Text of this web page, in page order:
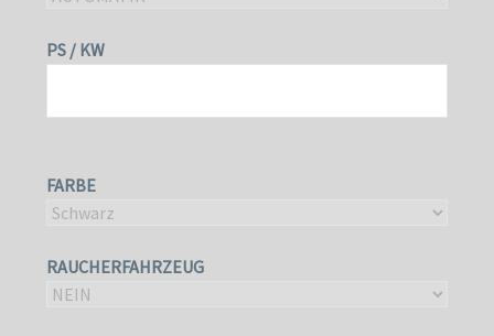
PS / KW
FARBE
RAUCHERFAHRZEUG